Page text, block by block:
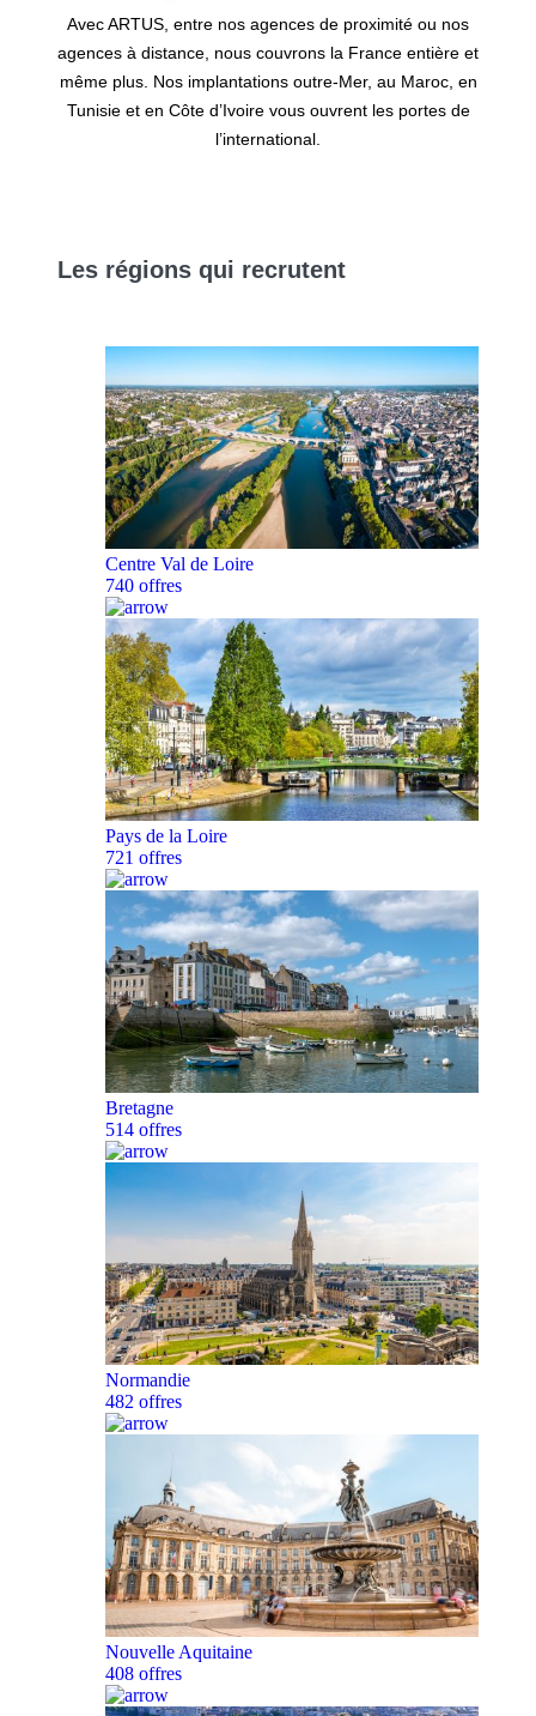
Avec ARTUS, entre nos agences de proximité ou nos
agences à distance, nous couvrons la France entière et
même plus. Nos implantations outre-Mer, au Maroc, en
Tunisie et en Côte d’Ivoire vous ouvrent les portes de
l’international.
Les régions qui recrutent
Centre Val de Loire
740 offres
Pays de la Loire
721 offres
Bretagne
514 offres
Normandie
482 offres
Nouvelle Aquitaine
408 offres